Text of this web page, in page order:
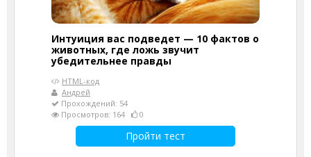
Интуиция вас подведет — 10 фактов о
животных, где ложь звучит
убедительнее правды
HTML-код
Андрей
Прохождений: 54
Просмотров: 164
0
Пройти тест